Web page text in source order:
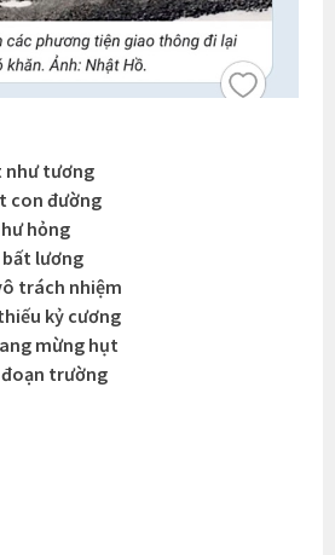
như tương
con đường
hỏng
lương
trách nhiệm
kỷ cương
mừng hụt
trường